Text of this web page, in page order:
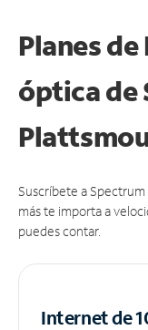
Planes
óptica de
Suscríbete a
más te importa a
puedes contar.
Internet de